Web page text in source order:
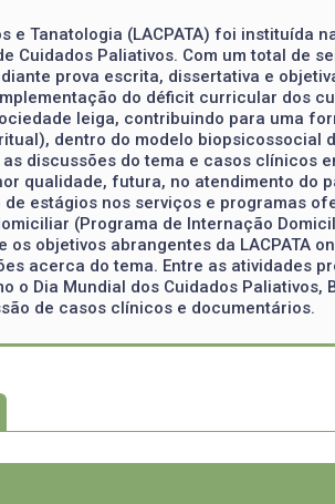
e Tanatologia (LACPATA) foi instituída
Cuidados Paliativos. Com um total de
prova escrita, dissertativa e
do déficit curricular dos
leiga, contribuindo para uma
dentro do modelo biopsicossocial
discussões do tema e casos
qualidade, futura, no atendimento do
estágios nos serviços e programas
(Programa de Internação
objetivos abrangentes da LACPATA
acerca do tema. Entre as atividades
o Dia Mundial dos Cuidados
de casos clínicos e documentários.